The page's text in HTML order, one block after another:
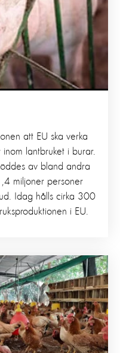
att EU ska verka
lantbruket i burar.
av bland andra
miljoner personer
Idag hålls cirka 300
i EU.